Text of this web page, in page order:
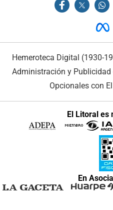
Hemeroteca Digital (1930-
Administración y Publicidad
Opcionales con
El Litoral es
En